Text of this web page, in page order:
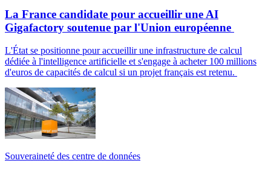
La France candidate pour accueillir une AI
Gigafactory soutenue par l'Union européenne
L'État se positionne pour accueillir une infrastructure de calcul
dédiée à l'intelligence artificielle et s'engage à acheter 100 millions
d'euros de capacités de calcul si un projet français est retenu.
Souveraineté des centre de données